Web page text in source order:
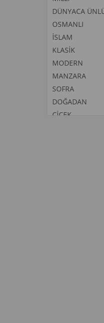
DÜNYACA
OSMANLI
İSLAM
KLASİK
MODERN
MANZARA
SOFRA
DOĞADAN
ÇİÇEK